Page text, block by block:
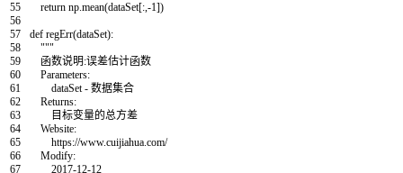
55
56
57
58
59
60
61
62
63
64
65
66
67
return np mean(dataSet[: -1])
def regErr(dataSet):
"""
函数说明:误差估计函数
Parameters:
dataSet - 数据集合
Returns:
目标变量的总方差
Website:
https://www.cuijiahua.com/
Modify:
2017-12-12